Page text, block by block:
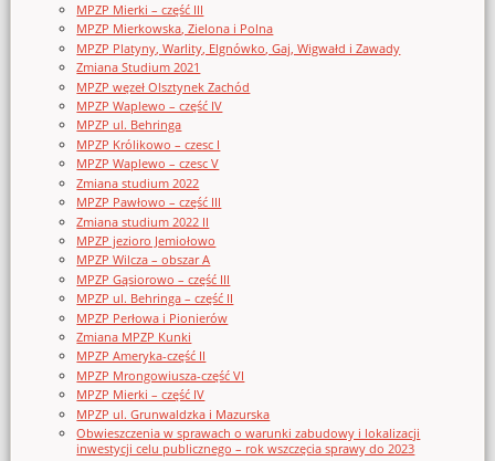
MPZP Mierki – część III
MPZP Mierkowska, Zielona i Polna
MPZP Platyny, Warlity, Elgnówko, Gaj, Wigwałd i Zawady
Zmiana Studium 2021
MPZP węzeł Olsztynek Zachód
MPZP Waplewo – część IV
MPZP ul. Behringa
MPZP Królikowo – czesc I
MPZP Waplewo – czesc V
Zmiana studium 2022
MPZP Pawłowo – część III
Zmiana studium 2022 II
MPZP jezioro Jemiołowo
MPZP Wilcza – obszar A
MPZP Gąsiorowo – część III
MPZP ul. Behringa – część II
MPZP Perłowa i Pionierów
Zmiana MPZP Kunki
MPZP Ameryka-część II
MPZP Mrongowiusza-część VI
MPZP Mierki – część IV
MPZP ul. Grunwaldzka i Mazurska
Obwieszczenia w sprawach o warunki zabudowy i lokalizacji
inwestycji celu publicznego – rok wszczęcia sprawy do 2023